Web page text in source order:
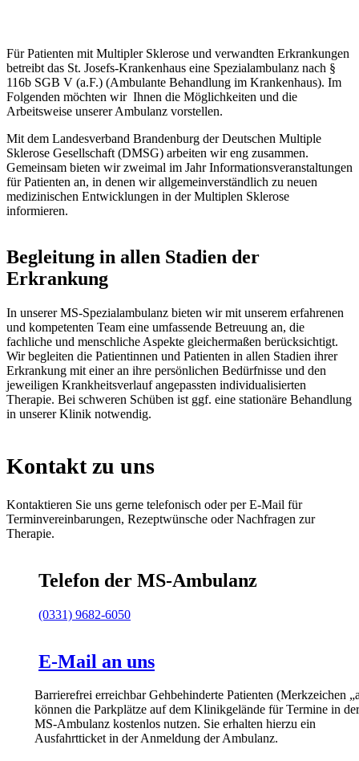
Für Patienten mit Multipler Sklerose und verwandten Erkrankungen
betreibt das St. Josefs-Krankenhaus eine Spezialambulanz nach §
116b SGB V (a.F.) (Ambulante Behandlung im Krankenhaus). Im
Folgenden möchten wir Ihnen die Möglichkeiten und die
Arbeitsweise unserer Ambulanz vorstellen.
Mit dem Landesverband Brandenburg der Deutschen Multiple
Sklerose Gesellschaft (DMSG) arbeiten wir eng zusammen.
Gemeinsam bieten wir zweimal im Jahr Informationsveranstaltungen
für Patienten an, in denen wir allgemeinverständlich zu neuen
medizinischen Entwicklungen in der Multiplen Sklerose
informieren.
Begleitung in allen Stadien der
Erkrankung
In unserer MS-Spezialambulanz bieten wir mit unserem erfahrenen
und kompetenten Team eine umfassende Betreuung an, die
fachliche und menschliche Aspekte gleichermaßen berücksichtigt.
Wir begleiten die Patientinnen und Patienten in allen Stadien ihrer
Erkrankung mit einer an ihre persönlichen Bedürfnisse und den
jeweiligen Krankheitsverlauf angepassten individualisierten
Therapie. Bei schweren Schüben ist ggf. eine stationäre Behandlung
in unserer Klinik notwendig.
Kontakt zu uns
Kontaktieren Sie uns gerne telefonisch oder per E-Mail für
Terminvereinbarungen, Rezeptwünsche oder Nachfragen zur
Therapie.
Telefon der MS-Ambulanz
(0331) 9682-6050
E-Mail an uns
Barrierefrei erreichbarGehbehinderte Patienten (Merkzeichen
können die Parkplätze auf dem Klinikgelände für Termine in der
MS-Ambulanz kostenlos nutzen. Sie erhalten hierzu ein
Ausfahrtticket in der Anmeldung der Ambulanz.